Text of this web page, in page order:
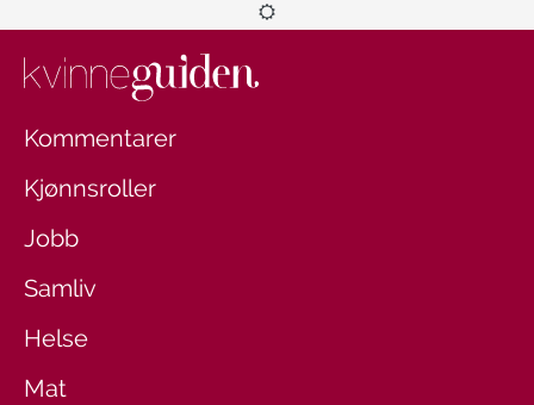
Kommentarer
Kjønnsroller
Jobb
Samliv
Helse
Mat